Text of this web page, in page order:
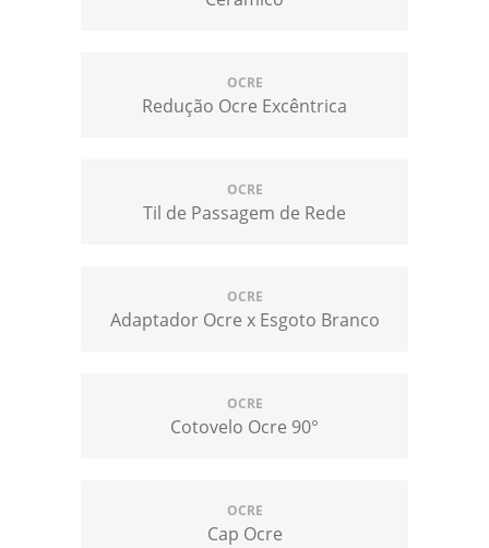
OCRE
Redução Ocre Excêntrica
OCRE
Til de Passagem de Rede
OCRE
Adaptador Ocre x Esgoto Branco
OCRE
Cotovelo Ocre 90°
OCRE
Cap Ocre